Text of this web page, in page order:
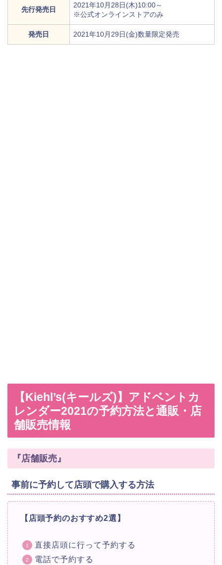
先行発売日
2021年10月28日(木)10:00～
※公式オンラインストアのみ
発売日 2021年10月29日(金)数量限定発売
【Kiehl’s(キールズ)】アドベントカ
レンダー2021の予約方法と通販・店
舗販売情報
『店舗販売』
事前に予約して店頭で購入する方法
【店頭予約のおすすめ2選】
直接店頭に行って予約する
電話で予約する